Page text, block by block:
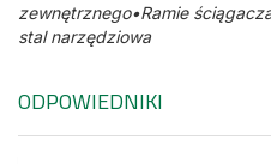
zewnętrznego•Ramie
stal narzędziowa
ODPOWIEDNIKI